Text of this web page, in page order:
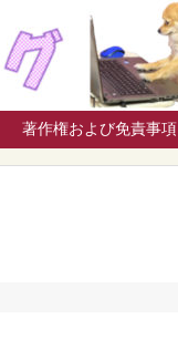
著作権および免責事項